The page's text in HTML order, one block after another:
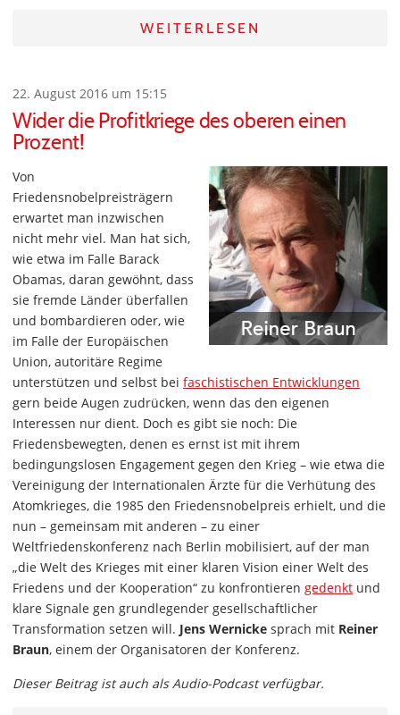
WEITERLESEN
22. August 2016 um 15:15
Wider die Profitkriege des oberen einen
Prozent!
Von
Friedensnobelpreisträgern
erwartet man inzwischen
nicht mehr viel. Man hat sich,
wie etwa im Falle Barack
Obamas, daran gewöhnt, dass
sie fremde Länder überfallen
und bombardieren oder, wie
im Falle der Europäischen
Union, autoritäre Regime
unterstützen und selbst bei faschistischen Entwicklungen
gern beide Augen zudrücken, wenn das den eigenen
Interessen nur dient. Doch es gibt sie noch: Die
Friedensbewegten, denen es ernst ist mit ihrem
bedingungslosen Engagement gegen den Krieg – wie etwa die
Vereinigung der Internationalen Ärzte für die Verhütung des
Atomkrieges, die 1985 den Friedensnobelpreis erhielt, und die
nun – gemeinsam mit anderen – zu einer
Weltfriedenskonferenz nach Berlin mobilisiert, auf der man
„die Welt des Krieges mit einer klaren Vision einer Welt des
Friedens und der Kooperation“ zu konfrontieren gedenkt und
klare Signale gen grundlegender gesellschaftlicher
Transformation setzen will. Jens Wernicke sprach mit Reiner
Braun, einem der Organisatoren der Konferenz.
Dieser Beitrag ist auch als Audio-Podcast verfügbar.